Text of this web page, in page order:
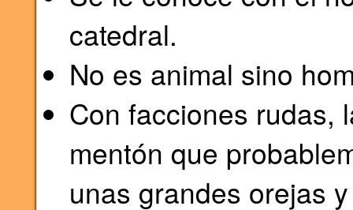
catedral.
No es animal sino
Con facciones rudas,
mentón que
unas grandes orejas